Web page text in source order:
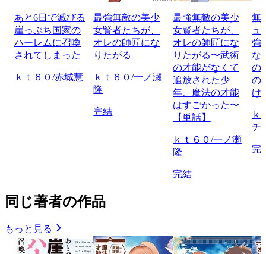
あと6日で滅びる
崖っぷち国家の
ハーレムに召喚
されてしまった
ｋｔ６０/赤城慧
最強無敵の美少
女賢者たちが、
オレの師匠にな
りたがる
ｋｔ６０/一ノ瀬
隆
完結
最強無敵の美少
女賢者たちが、
オレの師匠にな
りたがる〜武術
の才能がなくて
追放された少
年、魔法の才能
はすごかった〜
【単話】
ｋｔ６０/一ノ瀬
隆
完結
無
ュ
強
な
の
の
け
ｋ
チ
完
同じ著者の作品
もっと見る